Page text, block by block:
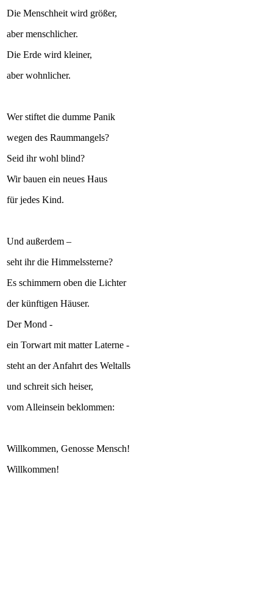
Die Menschheit wird größer,
aber menschlicher.
Die Erde wird kleiner,
aber wohnlicher.
Wer stiftet die dumme Panik
wegen des Raummangels?
Seid ihr wohl blind?
Wir bauen ein neues Haus
für jedes Kind.
Und außerdem –
seht ihr die Himmelssterne?
Es schimmern oben die Lichter
der künftigen Häuser.
Der Mond -
ein Torwart mit matter Laterne -
steht an der Anfahrt des Weltalls
und schreit sich heiser,
vom Alleinsein beklommen:
Willkommen, Genosse Mensch!
Willkommen!